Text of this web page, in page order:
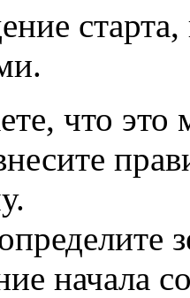
старта,
что это
начала